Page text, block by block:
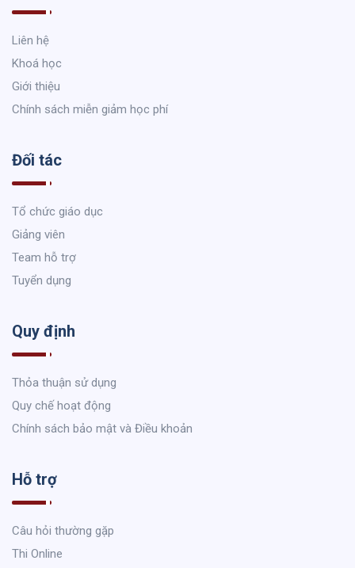
Liên hệ
Khoá học
Giới thiệu
Chính sách miễn giảm học phí
Đối tác
Tổ chức giáo dục
Giảng viên
Team hỗ trợ
Tuyển dụng
Quy định
Thỏa thuận sử dụng
Quy chế hoạt động
Chính sách bảo mật và Điều khoản
Hỗ trợ
Câu hỏi thường gặp
Thi Online